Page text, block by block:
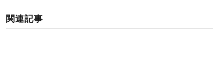
関連記事